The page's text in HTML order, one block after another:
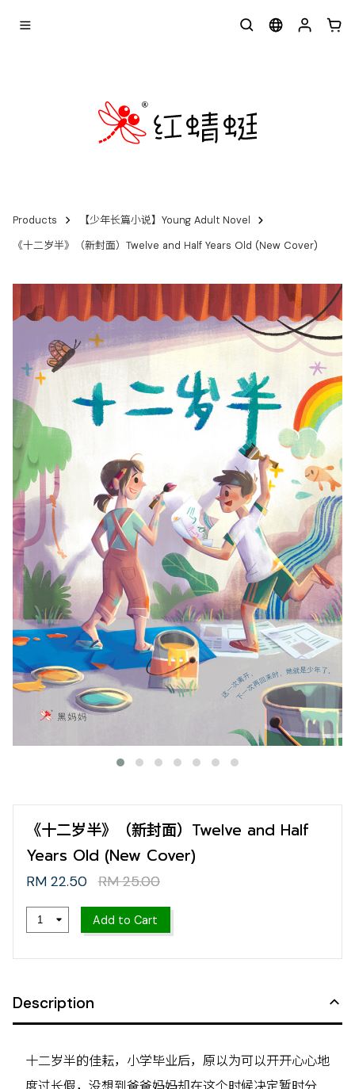
Products
【少年长篇小说】Young Adult Novel
《十二岁半》（新封面）Twelve and Half Years Old (New Cover)
《十二岁半》（新封面）Twelve and Half
Years Old (New Cover)
RM 22.50 RM 25.00
Add to Cart
Description
十二岁半的佳耘，小学毕业后，原以为可以开开心心地